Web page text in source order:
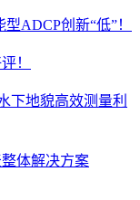
ADCP创新“低”！
！
下地貌高效测量利
体解决方案